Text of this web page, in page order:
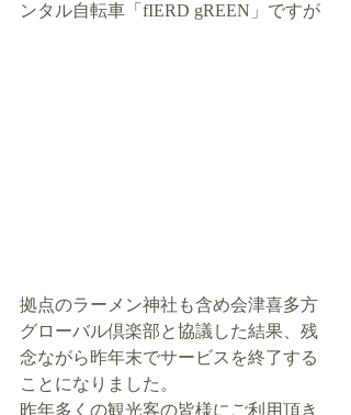
ンタル自転車「fIERD gREEN」ですが
拠点のラーメン神社も含め会津喜多方
グローバル倶楽部と協議した結果、残
念ながら昨年末でサービスを終了する
ことになりました。
昨年多くの観光客の皆様にご利用頂き